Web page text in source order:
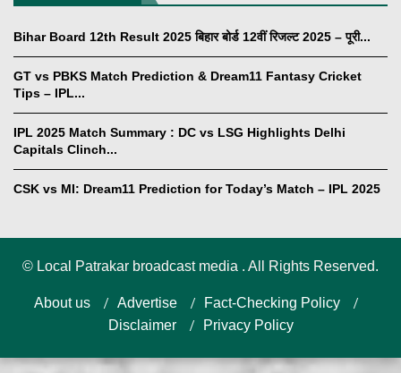
Bihar Board 12th Result 2025 बिहार बोर्ड 12वीं रिजल्ट 2025 – पूरी...
GT vs PBKS Match Prediction & Dream11 Fantasy Cricket
Tips – IPL...
IPL 2025 Match Summary : DC vs LSG Highlights Delhi
Capitals Clinch...
CSK vs MI: Dream11 Prediction for Today’s Match – IPL 2025
© Local Patrakar broadcast media . All Rights Reserved.
About us Advertise
Fact-Checking Policy
Disclaimer
Privacy Policy